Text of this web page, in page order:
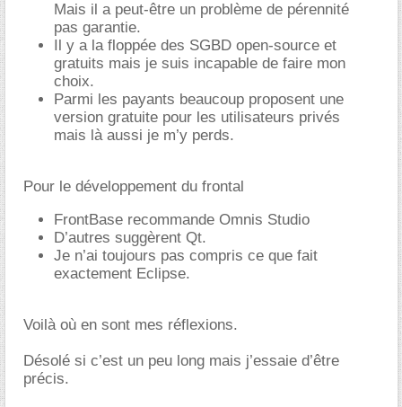
Mais il a peut-être un problème de pérennité
pas garantie.
Il y a la floppée des SGBD open-source et
gratuits mais je suis incapable de faire mon
choix.
Parmi les payants beaucoup proposent une
version gratuite pour les utilisateurs privés
mais là aussi je m’y perds.
Pour le développement du frontal
FrontBase recommande Omnis Studio
D’autres suggèrent Qt.
Je n’ai toujours pas compris ce que fait
exactement Eclipse.
Voilà où en sont mes réflexions.
Désolé si c’est un peu long mais j’essaie d’être
précis.